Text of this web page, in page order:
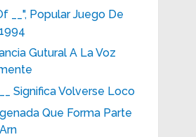
__", Popular Juego De
Gutural A La Voz
Significa Volverse Loco
Que Forma Parte